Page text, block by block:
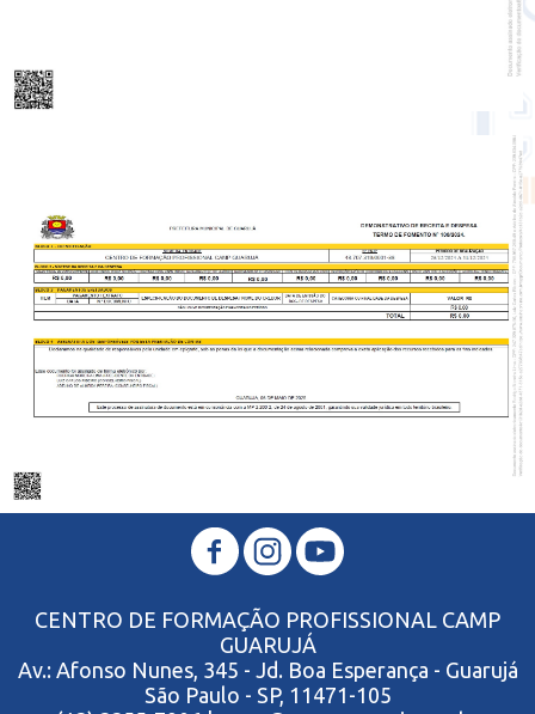
CENTRO DE FORMAÇÃO PROFISSIONAL CAMP
GUARUJÁ
Av.: Afonso Nunes, 345 - Jd. Boa Esperança - Guarujá
São Paulo - SP, 11471-105